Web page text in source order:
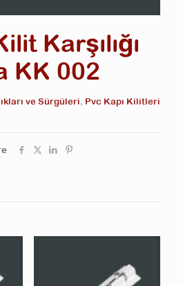
Karşılığı
KK 002
ve Sürgüleri, Pvc Kapı Kilitleri